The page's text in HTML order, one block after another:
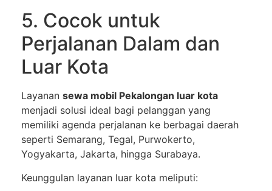
5. Cocok untuk
Perjalanan Dalam dan
Luar Kota
Layanan sewa mobil Pekalongan luar kota
menjadi solusi ideal bagi pelanggan yang
memiliki agenda perjalanan ke berbagai daerah
seperti Semarang, Tegal, Purwokerto,
Yogyakarta, Jakarta, hingga Surabaya.
Keunggulan layanan luar kota meliputi: